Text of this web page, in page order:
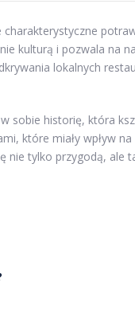
kulturą i pozwala na
lokalnych
sobie historię, która
które miały wpływ
nie tylko przygodą, ale